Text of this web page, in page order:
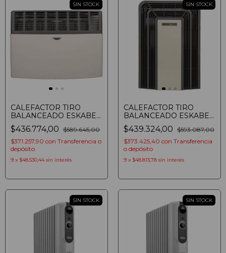
SIN STOCK
CALEFACTOR TIRO
BALANCEADO ESKABE
S21 TB5 P
AROMATIZADOR
MULTIGAS CLASE A
4800 KCAL/H MARFIL
$436.774,00 $589.645,00
$371.257,90 con Transferencia o
depósito
9 x $48.530,44 sin interés
SIN STOCK
CALEFACTOR TIRO
BALANCEADO ESKABE
TITANIO TT TB2 TE
AROMATIZADOR
TERMOSTATO MULTIGAS
2000 KCAL/H
$439.324,00 $593.087,00
$373.425,40 con Transferencia
o depósito
9 x $48.813,78 sin interés
SIN STOCK SIN STOCK